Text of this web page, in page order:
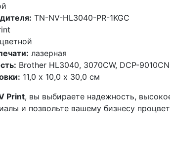
TN-NV-HL3040-PR-1KGC
цветной
лазерная
Brother HL3040, 3070CW, DCP-
11,0 х 10,0 х 30,0 см
Print, вы выбираете надежность,
и позвольте вашему бизнесу